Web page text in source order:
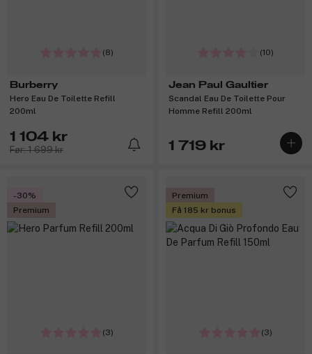
(8)
Burberry
Hero Eau De Toilette Refill
200ml
1 104 kr
Før: 1 699 kr
(10)
Jean Paul Gaultier
Scandal Eau De Toilette Pour
Homme Refill 200ml
1 719 kr
-30%
Premium
(3)
Premium
Få 185 kr bonus
(3)